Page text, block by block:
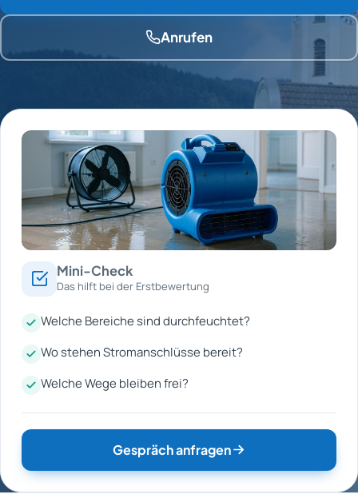
Anrufen
Mini-Check
Das hilft bei der Erstbewertung
Welche Bereiche sind durchfeuchtet?
Wo stehen Stromanschlüsse bereit?
Welche Wege bleiben frei?
Gespräch anfragen